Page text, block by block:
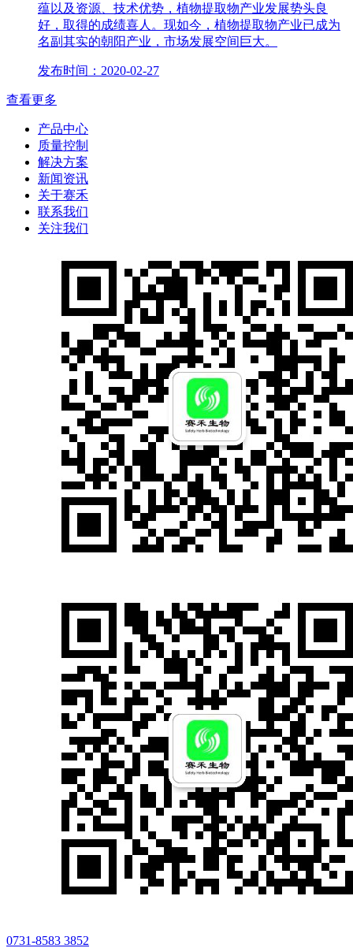
蕴以及资源、技术优势，植物提取物产业发展势头良
好，取得的成绩喜人。现如今，植物提取物产业已成为
名副其实的朝阳产业，市场发展空间巨大。
发布时间：2020-02-27
查看更多
产品中心
质量控制
解决方案
新闻资讯
关于赛禾
联系我们
关注我们
0731-8583 3852